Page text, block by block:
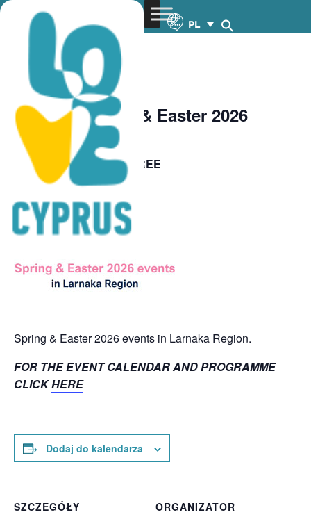
PL
« Wszystkie Wydarzenia
Larnaka Spring & Easter 2026
Events
April 1 December 31 FREE
Spring & Easter 2026 events in Larnaka Region.
FOR THE EVENT CALENDAR AND PROGRAMME
CLICKHERE
Dodaj do kalendarza
SZCZEGÓŁY
ORGANIZATOR